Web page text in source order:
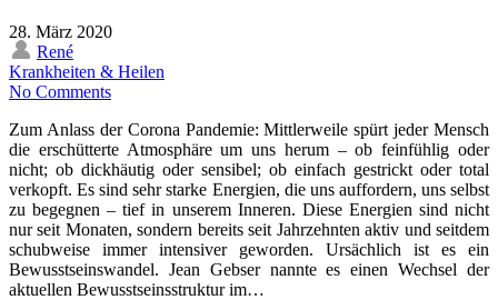
28. März 2020
René
Krankheiten & Heilen
No Comments
Zum Anlass der Corona Pandemie: Mittlerweile spürt jeder Mensch
die erschütterte Atmosphäre um uns herum – ob feinfühlig oder
nicht; ob dickhäutig oder sensibel; ob einfach gestrickt oder total
verkopft. Es sind sehr starke Energien, die uns auffordern, uns selbst
zu begegnen – tief in unserem Inneren. Diese Energien sind nicht
nur seit Monaten, sondern bereits seit Jahrzehnten aktiv und seitdem
schubweise immer intensiver geworden. Ursächlich ist es ein
Bewusstseinswandel. Jean Gebser nannte es einen Wechsel der
aktuellen Bewusstseinsstruktur im…